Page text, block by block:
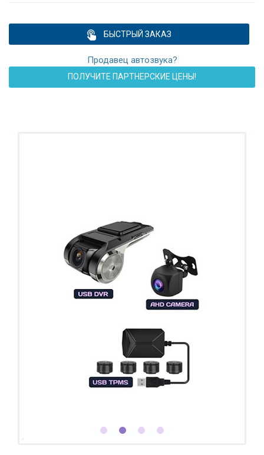
БЫСТРЫЙ ЗАКАЗ
Продавец автозвука?
ПОЛУЧИТЕ ПАРТНЕРСКИЕ ЦЕНЫ!